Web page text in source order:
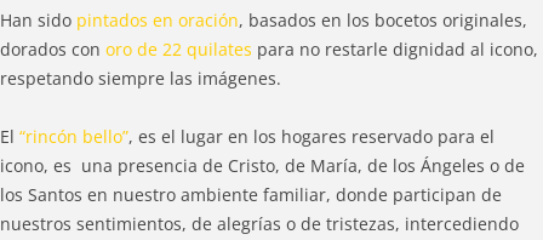
Han sido pintados en oración, basados en los bocetos originales,
dorados con oro de 22 quilates para no restarle dignidad al icono,
respetando siempre las imágenes.
El “rincón bello”, es el lugar en los hogares reservado para el
icono, es una presencia de Cristo, de María, de los Ángeles o de
los Santos en nuestro ambiente familiar, donde participan de
nuestros sentimientos, de alegrías o de tristezas, intercediendo